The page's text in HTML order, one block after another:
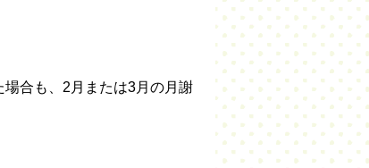
場合も、2月または3月の月謝